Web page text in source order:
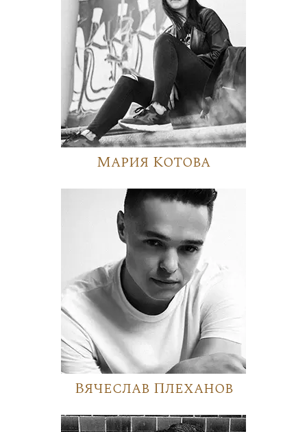
Мария Котова
Вячеслав Плеханов